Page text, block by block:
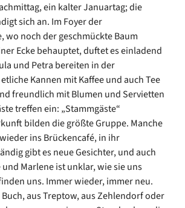
ein kalter Januartag; die
sich an. Im Foyer der
wo noch der geschmückte Baum
Ecke behauptet, duftet es einladend
und Petra bereiten in der
Kannen mit Kaffee und auch Tee
freundlich mit Blumen und Servietten
treffen ein: „Stammgäste“
bilden die größte Gruppe. Manche
ins Brückencafé, in ihr
gibt es neue Gesichter, und auch
Marlene ist unklar, wie sie uns
uns. Immer wieder, immer neu.
aus Treptow, aus Zehlendorf oder